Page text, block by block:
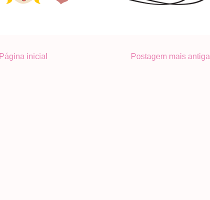
Postagem mais antiga
Página inicial